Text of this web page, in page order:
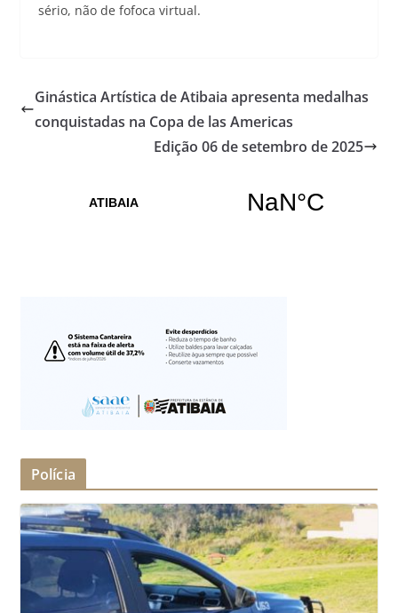
sério, não de fofoca virtual.
Ginástica Artística de Atibaia apresenta medalhas
conquistadas na Copa de las Americas
Edição 06 de setembro de 2025
Polícia